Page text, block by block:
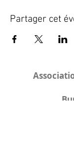
Partager cet